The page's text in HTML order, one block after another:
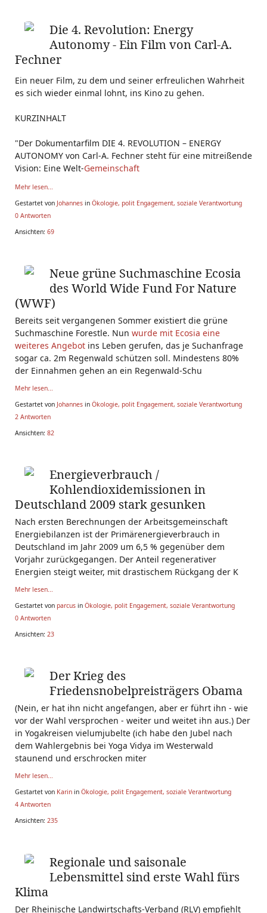
Die 4. Revolution: Energy
Autonomy - Ein Film von Carl-A.
Fechner
Ein neuer Film, zu dem und seiner erfreulichen Wahrheit
es sich wieder einmal lohnt, ins Kino zu gehen.
KURZINHALT
"Der Dokumentarfilm DIE 4. REVOLUTION – ENERGY
AUTONOMY von Carl-A. Fechner steht für eine mitreißende
Vision: Eine Welt-Gemeinschaft
Mehr lesen...
Gestartet von Johannes in Ökologie, polit Engagement, soziale Verantwortung
0 Antworten
Ansichten: 69
Neue grüne Suchmaschine Ecosia
des World Wide Fund For Nature
(WWF)
Bereits seit vergangenen Sommer existiert die grüne
Suchmaschine Forestle. Nun wurde mit Ecosia eine
weiteres Angebot ins Leben gerufen, das je Suchanfrage
sogar ca. 2m Regenwald schützen soll. Mindestens 80%
der Einnahmen gehen an ein Regenwald-Schu
Mehr lesen...
Gestartet von Johannes in Ökologie, polit Engagement, soziale Verantwortung
2 Antworten
Ansichten: 82
Energieverbrauch /
Kohlendioxidemissionen in
Deutschland 2009 stark gesunken
Nach ersten Berechnungen der Arbeitsgemeinschaft
Energiebilanzen ist der Primärenergieverbrauch in
Deutschland im Jahr 2009 um 6,5 % gegenüber dem
Vorjahr zurückgegangen. Der Anteil regenerativer
Energien steigt weiter, mit drastischem Rückgang der K
Mehr lesen...
Gestartet von parcus in Ökologie, polit Engagement, soziale Verantwortung
0 Antworten
Ansichten: 23
Der Krieg des
Friedensnobelpreisträgers Obama
(Nein, er hat ihn nicht angefangen, aber er führt ihn - wie
vor der Wahl versprochen - weiter und weitet ihn aus.) Der
in Yogakreisen vielumjubelte (ich habe den Jubel nach
dem Wahlergebnis bei Yoga Vidya im Westerwald
staunend und erschrocken miter
Mehr lesen...
Gestartet von Karin in Ökologie, polit Engagement, soziale Verantwortung
4 Antworten
Ansichten: 235
Regionale und saisonale
Lebensmittel sind erste Wahl fürs
Klima
Der Rheinische Landwirtschafts-Verband (RLV) empfiehlt